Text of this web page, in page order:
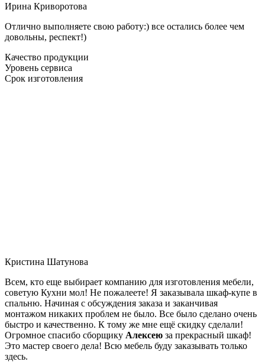
Ирина Криворотова
Отлично выполняете свою работу:) все остались более чем
довольны, респект!)
Качество продукции
Уровень сервиса
Срок изготовления
Кристина Шатунова
Всем, кто еще выбирает компанию для изготовления мебели,
советую Кухни мол! Не пожалеете! Я заказывала шкаф-купе в
спальню. Начиная с обсуждения заказа и заканчивая
монтажом никаких проблем не было. Все было сделано очень
быстро и качественно. К тому же мне ещё скидку сделали!
Огромное спасибо сборщику Алексею за прекрасный шкаф!
Это мастер своего дела! Всю мебель буду заказывать только
здесь.